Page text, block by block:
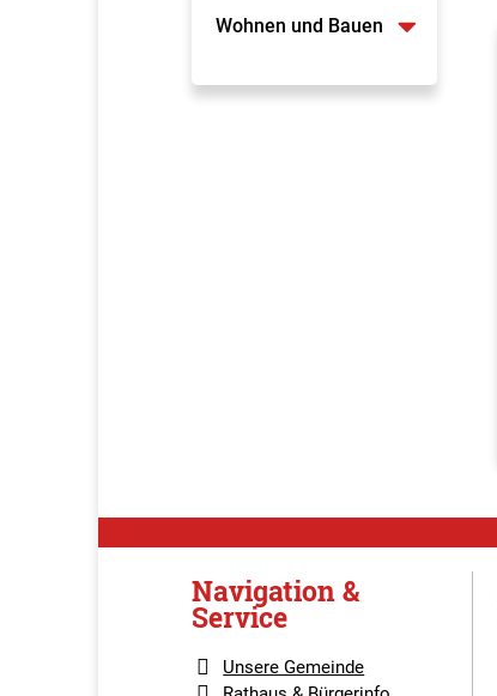
Wohnen und Bauen
Navigation &
Service
Unsere Gemeinde